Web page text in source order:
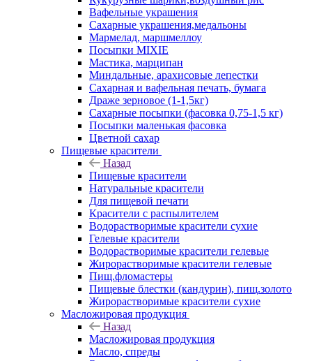
Вафельные украшения
Сахарные украшения,медальоны
Мармелад, маршмеллоу
Посыпки MIXIE
Мастика, марципан
Миндальные, арахисовые лепестки
Сахарная и вафельная печать, бумага
Драже зерновое (1-1,5кг)
Сахарные посыпки (фасовка 0,75-1,5 кг)
Посыпки маленькая фасовка
Цветной сахар
Пищевые красители
Назад
Пищевые красители
Натуральные красители
Для пищевой печати
Красители с распылителем
Водорастворимые красители сухие
Гелевые красители
Водорастворимые красители гелевые
Жирорастворимые красители гелевые
Пищ.фломастеры
Пищевые блестки (кандурин), пищ.золото
Жирорастворимые красители сухие
Масложировая продукция
Назад
Масложировая продукция
Масло, спреды